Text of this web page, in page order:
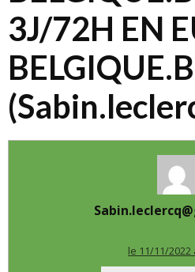
3J/72H EN
le 11/11/2022